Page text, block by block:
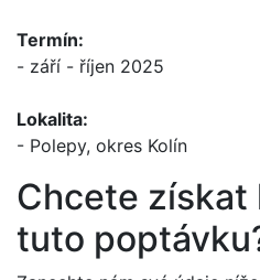
Termín:
- září - říjen 2025
Lokalita:
- Polepy, okres Kolín
Chcete získat
tuto